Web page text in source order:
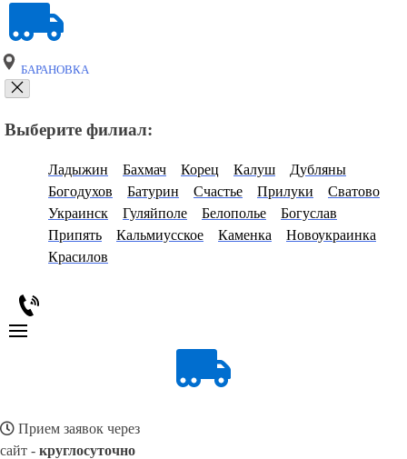
БАРАНОВКА
Выберите филиал:
Ладыжин Бахмач Корец Калуш
Дубляны
Богодухов
Батурин Счастье Прилуки
Сватово
Украинск
Гуляйполе Белополье
Богуслав
Припять
Кальмиусское Каменка
Новоукраинка
Красилов
Прием заявок через
сайт - круглосуточно